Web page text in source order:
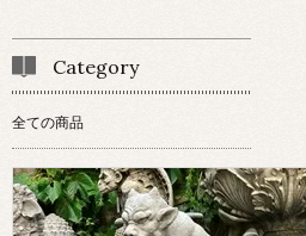
Category
全ての商品